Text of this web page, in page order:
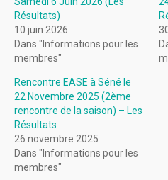
Résultats)
10 juin 2026
Dans "Informations pour les
membres"
Rencontre EASE à Séné le
22 Novembre 2025 (2ème
rencontre de la saison) – Les
Résultats
26 novembre 2025
Dans "Informations pour les
membres"